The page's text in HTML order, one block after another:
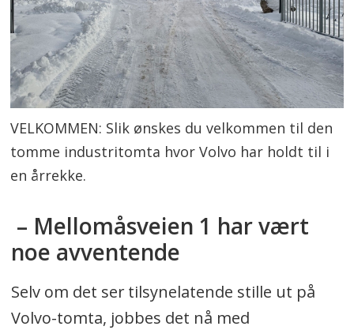
VELKOMMEN: Slik ønskes du velkommen til den
tomme industritomta hvor Volvo har holdt til i
en årrekke.
– Mellomåsveien 1 har vært
noe avventende
Selv om det ser tilsynelatende stille ut på
Volvo-tomta, jobbes det nå med